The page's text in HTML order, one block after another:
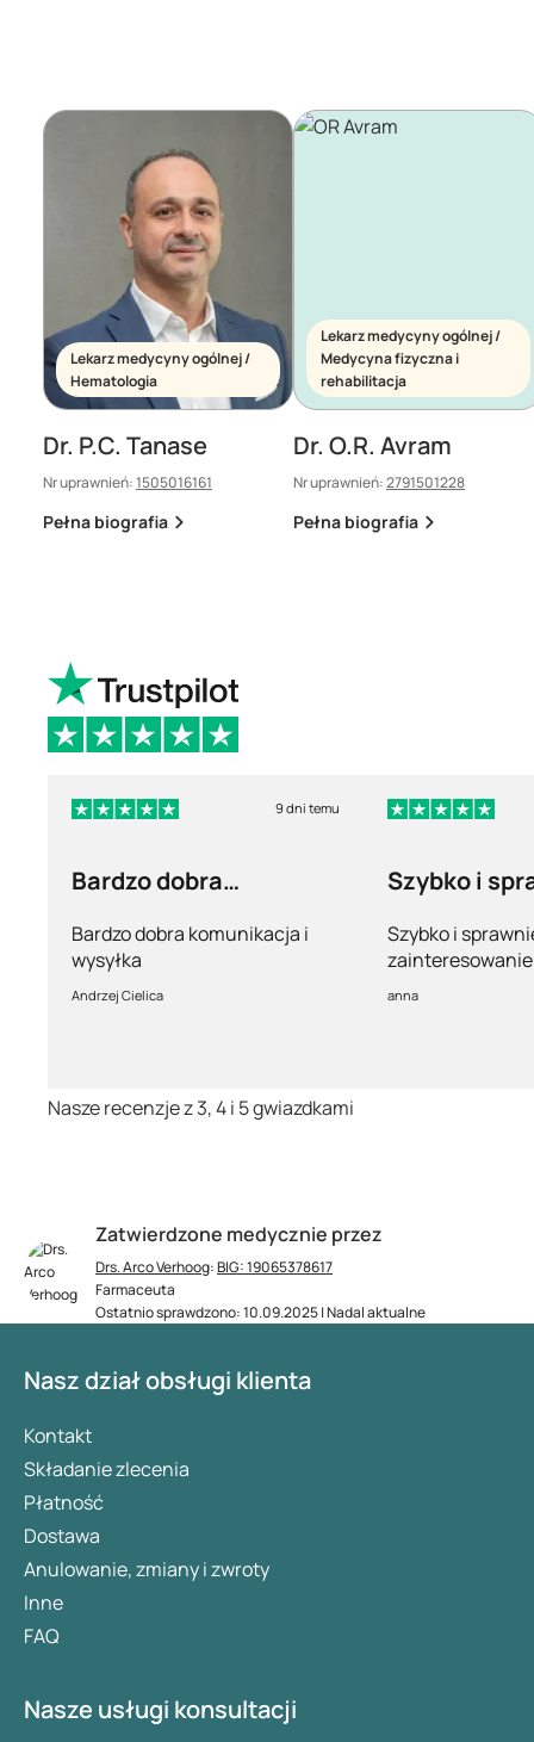
Zatwierdzone medycznie przez
Drs. Arco Verhoog:BIG: 19065378617
Farmaceuta
Ostatnio sprawdzono: 10.09.2025 | Nadal aktualne
Lekarz medycyny ogólnej /
Hematologia
Dr. P.C. Tanase
Nr uprawnień:1505016161
Pełna biografia
Lekarz medycyny ogólnej /
Medycyna fizyczna i
rehabilitacja
Dr. O.R. Avram
Nr uprawnień:2791501228
Pełna biografia
9 dni temu
Bardzo dobra
Bardzo dobra komunikacja i
wysyłka
Andrzej Cielica
Szybko i
Szybko i
anna
Nasze recenzje z 3, 4 i 5 gwiazdkami
Nasz dział obsługi klienta
Kontakt
Składanie zlecenia
Płatność
Dostawa
Anulowanie, zmiany i zwroty
Inne
FAQ
Nasze usługi konsultacji